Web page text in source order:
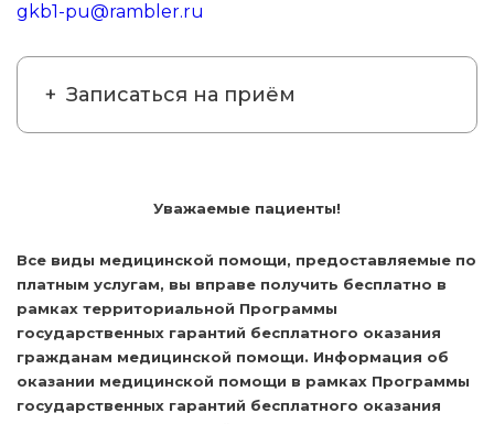
gkb1-pu@rambler.ru
Записаться на приём
Уважаемые пациенты!
Все виды медицинской помощи, предоставляемые по
платным услугам, вы вправе получить бесплатно в
рамках территориальной Программы
государственных гарантий бесплатного оказания
гражданам медицинской помощи. Информация об
оказании медицинской помощи в рамках Программы
государственных гарантий бесплатного оказания